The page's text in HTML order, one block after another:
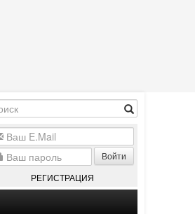
Войти
РЕГИСТРАЦИЯ